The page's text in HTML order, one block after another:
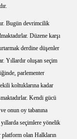
Bugün devrimcilik
Düzene karşı
derdine düşenler
Yıllardır oluşan seçim
parlementer
koltuklarına kadar
Kendi gücü
onun oy tabanına
seçimlere yönelik
olan Halkların